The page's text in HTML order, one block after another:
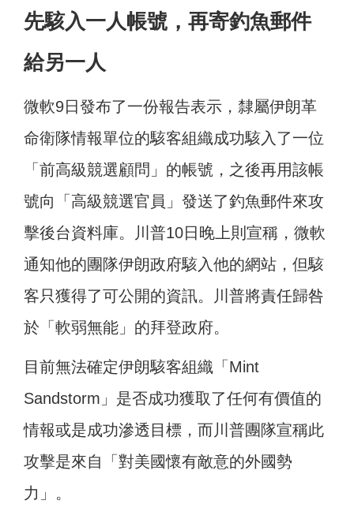
先駭入一人帳號，再寄釣魚郵件
給另一人
微軟9日發布了一份報告表示，隸屬伊朗革
命衛隊情報單位的駭客組織成功駭入了一位
「前高級競選顧問」的帳號，之後再用該帳
號向「高級競選官員」發送了釣魚郵件來攻
擊後台資料庫。川普10日晚上則宣稱，微軟
通知他的團隊伊朗政府駭入他的網站，但駭
客只獲得了可公開的資訊。川普將責任歸咎
於「軟弱無能」的拜登政府。
目前無法確定伊朗駭客組織「Mint
Sandstorm」是否成功獲取了任何有價值的
情報或是成功滲透目標，而川普團隊宣稱此
攻擊是來自「對美國懷有敵意的外國勢
力」。